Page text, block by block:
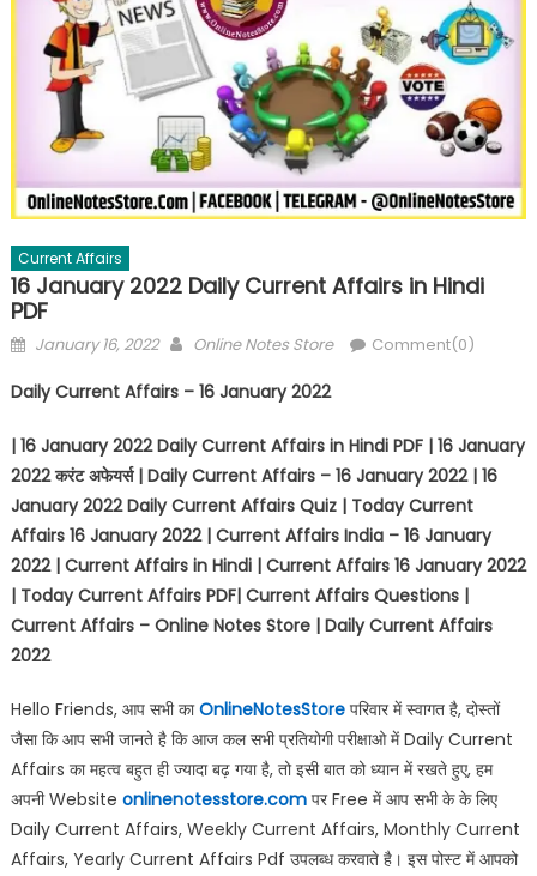
Current Affairs
16 January 2022 Daily Current Affairs in Hindi
PDF
January 16, 2022 Online Notes Store Comment(0)
Daily Current Affairs – 16 January 2022
| 16 January 2022 Daily Current Affairs in Hindi PDF | 16 January
2022करंट अफेयर्स | Daily Current Affairs – 16 January 2022 | 16
January 2022 Daily Current Affairs Quiz | Today Current
Affairs 16 January 2022 | Current Affairs India – 16 January
2022 | Current Affairs in Hindi | Current Affairs 16 January 2022
| Today Current Affairs PDF| Current Affairs Questions |
Current Affairs – Online Notes Store | Daily Current Affairs
2022
Hello Friends, आप सभी काOnlineNotesStoreपरिवार में स्वागत है, दोस्तों
जैसा कि आप सभी जानते है कि आज कल सभी प्रतियोगी परीक्षाओ में Daily Current
Affairs का महत्व बहुत ही ज्यादा बढ़ गया है, तो इसी बात को ध्यान में रखते हुए, हम
अपनी Website onlinenotesstore.comपर Free में आप सभी के के लिए
Daily Current Affairs, Weekly Current Affairs, Monthly Current
Affairs, Yearly Current Affairs Pdf उपलब्ध करवाते है। इस पोस्ट में आपको